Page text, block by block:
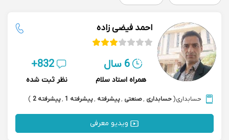
احمد فیضی زاده
6 سال
همراه استاد سلام
832+
نظر ثبت شده
حسابداری(حسابداری ,صنعتی ,پیشرفته ,پیشرفته 1 ,پیشرفته 2 )
ویدیو معرفی